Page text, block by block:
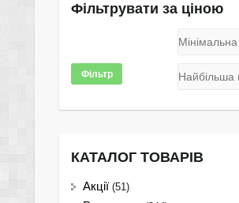
Фільтрувати за ціною
Фільтр
КАТАЛОГ ТОВАРІВ
Акції (51)